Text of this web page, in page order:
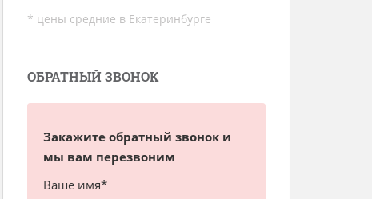
* цены средние в Екатеринбурге
ОБРАТНЫЙ ЗВОНОК
Закажите обратный звонок и
мы вам перезвоним
Ваше имя*